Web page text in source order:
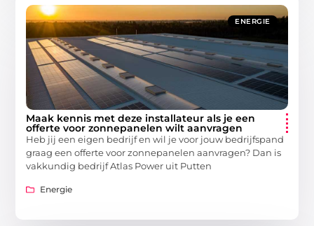
ENERGIE
Maak kennis met deze installateur als je een
offerte voor zonnepanelen wilt aanvragen
Heb jij een eigen bedrijf en wil je voor jouw bedrijfspand
graag een offerte voor zonnepanelen aanvragen? Dan is
vakkundig bedrijf Atlas Power uit Putten
Energie